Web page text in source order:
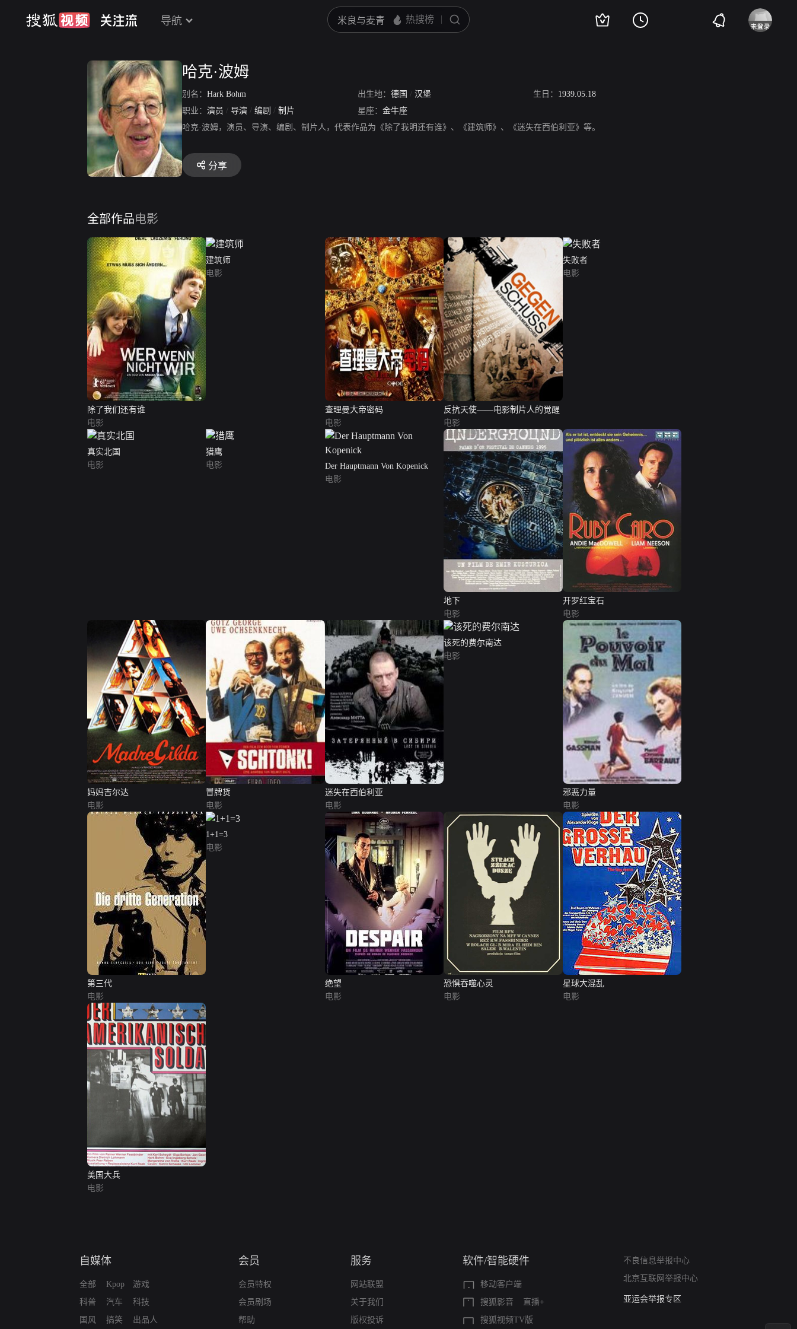
导航
哈克·波姆
别名： Hark Bohm 出生地： 德国 / 汉堡 生日： 1939.05.18
职业： 演员 / 导演 / 编剧 / 制片 星座： 金牛座
哈克·波姆，演员、导演、编剧、制片人，代表作品为《除了我明还有谁》、《建筑师》、《迷失在西伯利亚》等。
分享
全部作品电影
除了我们还有谁
电影
建筑师
电影
查理曼大帝密码
电影
反抗天使——电影制片人的觉醒
电影
失败者
电影
真实北国
电影
猎鹰
电影
Der Hauptmann Von Kopenick
电影
地下
电影
开罗红宝石
电影
妈妈吉尔达
电影
冒牌货
电影
迷失在西伯利亚
电影
该死的费尔南达
电影
邪恶力量
电影
第三代
电影
1+1=3
电影
绝望
电影
恐惧吞噬心灵
电影
星球大混乱
电影
美国大兵
电影
自媒体
全部
科普
国风
Kpop
汽车
搞笑
游戏
科技
出品人
会员
会员特权
会员剧场
帮助
服务
网站联盟
关于我们
版权投诉
软件/智能硬件
移动客户端
搜狐影音
直播+
搜狐视频TV版
不良信息举报中心
北京互联网举报中心
算法推荐专项举报
亚运会举报专区